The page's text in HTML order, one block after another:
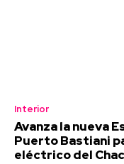
Interior
Avanza la nueva
Puerto Bastiani
eléctrico del